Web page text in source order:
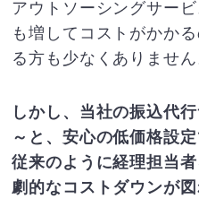
アウトソーシングサー
も増してコストがかか
る方も少なくありません
しかし、当社の振込代
～と、安心の低価格設定
従来のように経理担当
劇的なコストダウンが図